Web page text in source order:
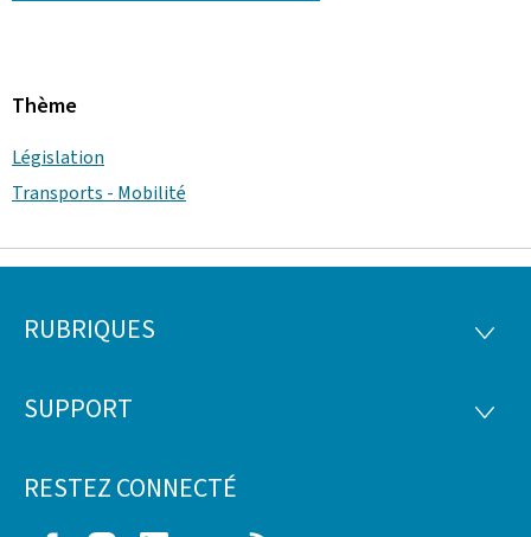
Thème
Législation
Transports - Mobilité
Pied
page
RUBRIQUES
SUPPORT
RESTEZ CONNECTÉ